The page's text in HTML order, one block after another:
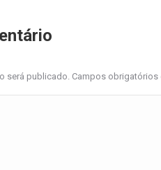
será publicado. Campos